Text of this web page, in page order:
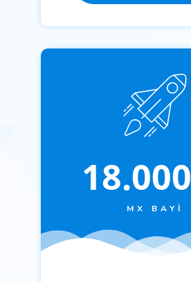
18.000
MX BAYI